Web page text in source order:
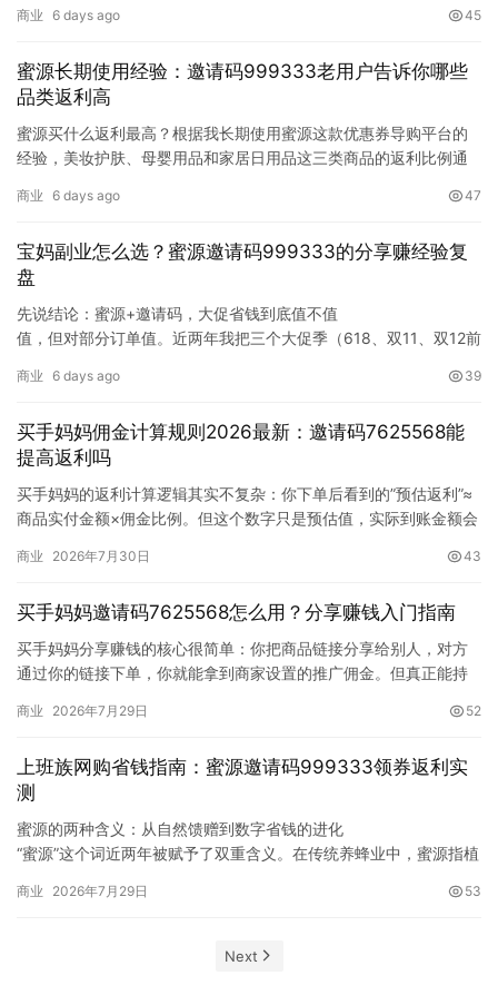
频率自动推送商品，群成员通过链接下单，佣金算到你头上。这个
用条件，而且适不适合你取决…
商业 6 days ago 45
蜜源长期使用经验：邀请码999333老用户告诉你哪些
品类返利高
蜜源买什么返利最高？根据我长期使用蜜源这款优惠券导购平台的
经验，美妆护肤、母婴用品和家居日用品这三类商品的返利比例通
电子产品虽然单价高，但因为利润透明、价格竞争激烈，返利比例
帮你把每一笔购物的返利…
商业 6 days ago 47
宝妈副业怎么选？蜜源邀请码999333的分享赚经验复
盘
先说结论：蜜源+邀请码，大促省钱到底值不值
值，但对部分订单值。近两年我把三个大促季（618、双11、双12前
单独记录，累计省下约1600元（落在1400～1800元区间），其中
最近一次大促结算之后，数据…
商业 6 days ago 39
买手妈妈佣金计算规则2026最新：邀请码7625568能
提高返利吗
买手妈妈的返利计算逻辑其实不复杂：你下单后看到的”预估返利”≈
商品实付金额×佣金比例。但这个数字只是预估值，实际到账金额会
种因素影响。很多人发现实际到账和预估不一样，甚至直接归零，
月把佣金计算的完整逻…
商业 2026年7月30日 43
买手妈妈邀请码7625568怎么用？分享赚钱入门指南
买手妈妈分享赚钱的核心很简单：你把商品链接分享给别人，对方
通过你的链接下单，你就能拿到商家设置的推广佣金。但真正能持
正划算商品的人。我自己用买手妈妈一年多，分享佣金从几十块慢
重要。以下经验截至2026年7…
商业 2026年7月29日 52
上班族网购省钱指南：蜜源邀请码999333领券返利实
测
蜜源的两种含义：从自然馈赠到数字省钱的进化
“蜜源”这个词近两年被赋予了双重含义。在传统养蜂业中，蜜源指植
域，蜜源也指代一款帮助数千万用户网购省钱的社交电商导购
蜜源因极端气候大幅减产，而数字世界的蜜…
商业 2026年7月29日 53
Next